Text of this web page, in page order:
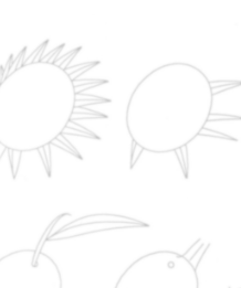
NOVIDADES SUÍNO
SUSTENTABILIDADE
notícias do mundo